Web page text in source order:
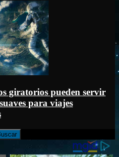
giratorios pueden servir
para viajes